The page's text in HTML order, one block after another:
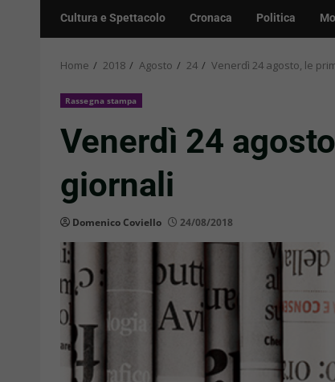
Cultura e Spettacolo Cronaca Politica
Home 2018 Agosto 24 Venerdì 24 agosto, le
Rassegna stampa
Venerdì 24
giornali
Domenico Coviello 24/08/2018